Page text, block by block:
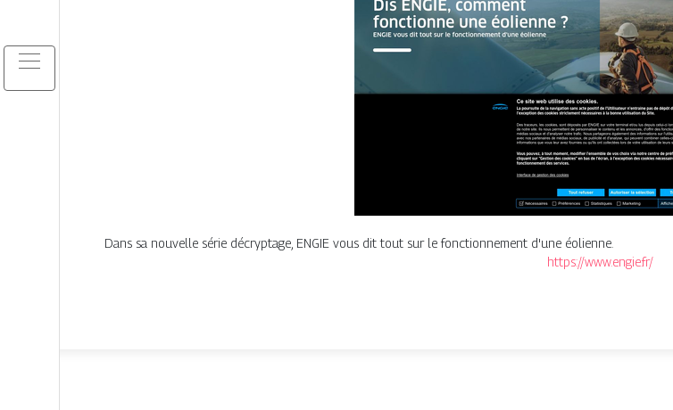
Dans sa nouvelle série décryptage, ENGIE vous dit tout sur le fonctionnement d'une éolienne.
https://www.engie.fr/